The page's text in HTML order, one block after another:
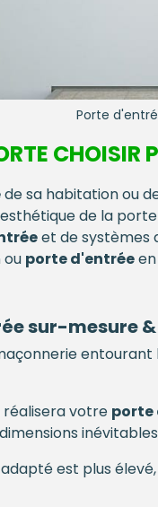
Porte
CHOISIR
de sa habitation ou
de la
et de systèmes
ou porte d'entrée
sur-mesure
entourant
réalisera votre porte
adapté est plus